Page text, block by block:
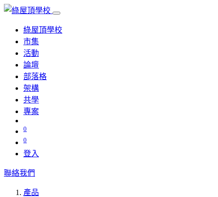
綠屋頂學校
市集
活動
論壇
部落格
架構
共學
專案
0
0
登入
聯絡我們
產品